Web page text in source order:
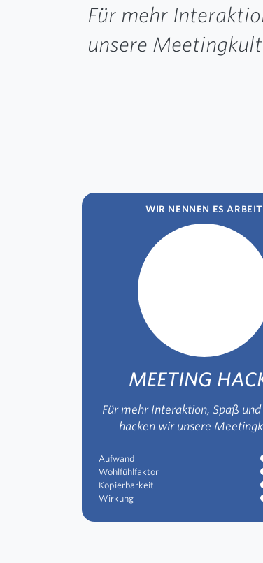
Für mehr
unsere
WIR NENNEN ES ARBEIT
MEETING
Für mehr Interaktion, Spaß
hacken wir unsere
Aufwand
Wohlfühlfaktor
Kopierbarkeit
Wirkung